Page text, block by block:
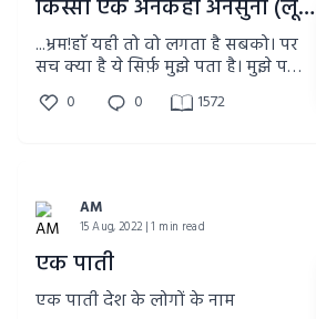
किस्सा एक अनकहा अनसुना (लूसिफ़र-एक प्रेम कहानी) (प्रस्तावना-1)
...भ्रम!हाँ यही तो वो लगता है सबको। पर
सच क्या है ये सिर्फ़ मुझे पता है। मुझे पता
है कि उसका इस दुनिया में होना उतना ही
सच है जितना ये सच है कि रोज़ सूरज का
0 0 1572
AM
15 Aug, 2022 | 1 min read
एक पाती
एक पाती देश के लोगों के नाम